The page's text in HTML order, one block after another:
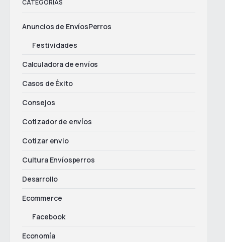
CATEGORÍAS
Anuncios de EnvíosPerros
Festividades
Calculadora de envíos
Casos de Éxito
Consejos
Cotizador de envíos
Cotizar envio
Cultura Envíosperros
Desarrollo
Ecommerce
Facebook
Economía